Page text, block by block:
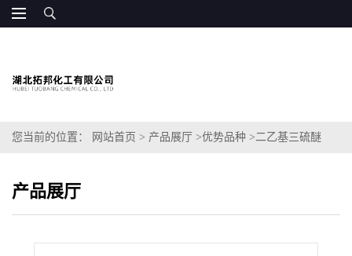
您当前的位置： 网站首页 > 产品展厅 >优势品种 >二乙基三硫醚
产品展厅